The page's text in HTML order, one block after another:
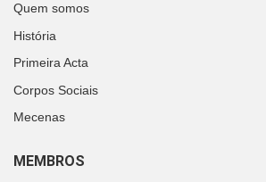
Quem somos
História
Primeira Acta
Corpos Sociais
Mecenas
MEMBROS